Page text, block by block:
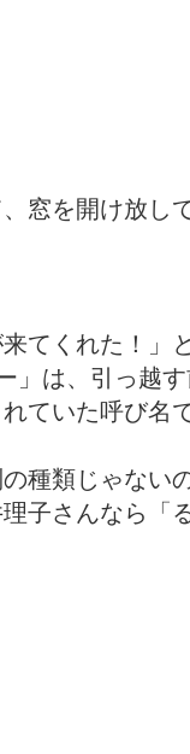
窓を開け放し
てくれた！」
」は、引っ越
ていた呼び名
種類じゃない
子さんなら